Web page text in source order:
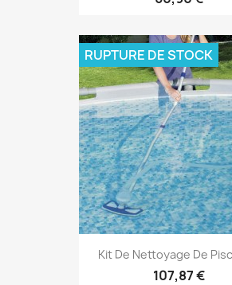
Kit De Nettoyage De
107,87 €
RUPTURE DE STOCK